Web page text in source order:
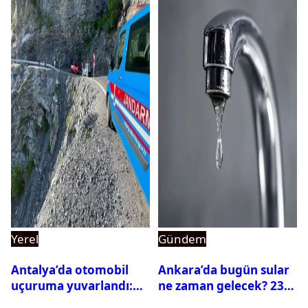
Yerel
Antalya’da otomobil
uçuruma yuvarlandı:
Gündem
Ankara’da bugün sular
ne zaman gelecek? 23